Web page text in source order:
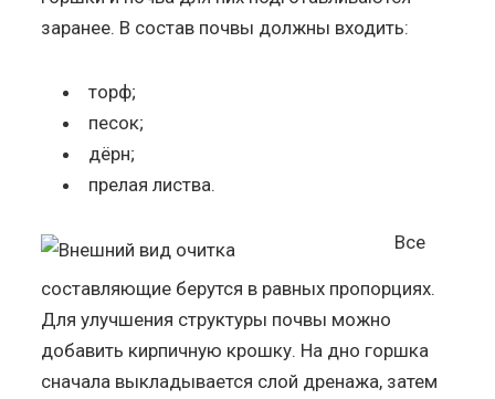
заранее. В состав почвы должны входить:
торф;
песок;
дёрн;
прелая листва.
Все
составляющие берутся в равных пропорциях.
Для улучшения структуры почвы можно
добавить кирпичную крошку. На дно горшка
сначала выкладывается слой дренажа, затем